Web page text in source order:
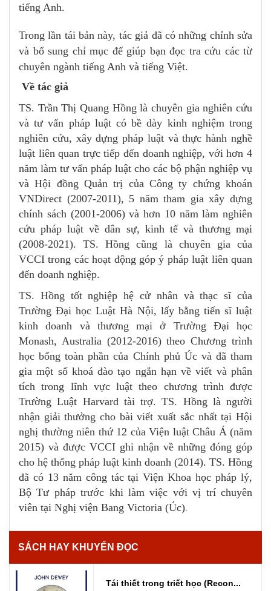
tiếng Anh.
Trong lần tái bản này, tác giả đã có những chỉnh sửa
và bổ sung chỉ mục để giúp bạn đọc tra cứu các từ
chuyên ngành tiếng Anh và tiếng Việt.
Về tác giả
TS. Trần Thị Quang Hồng là chuyên gia nghiên cứu
và tư vấn pháp luật có bề dày kinh nghiệm trong
nghiên cứu, xây dựng pháp luật và thực hành nghề
luật liên quan trực tiếp đến doanh nghiệp, với hơn 4
năm làm tư vấn pháp luật cho các bộ phận nghiệp vụ
và Hội đồng Quản trị của Công ty chứng khoán
VNDirect (2007-2011), 5 năm tham gia xây dựng
chính sách (2001-2006) và hơn 10 năm làm nghiên
cứu pháp luật về dân sự, kinh tế và thương mại
(2008-2021). TS. Hồng cũng là chuyên gia của
VCCI trong các hoạt động góp ý pháp luật liên quan
đến doanh nghiệp.
TS. Hồng tốt nghiệp hệ cử nhân và thạc sĩ của
Trường Đại học Luật Hà Nội, lấy bằng tiến sĩ luật
kinh doanh và thương mại ở Trường Đại học
Monash, Australia (2012-2016) theo Chương trình
học bổng toàn phần của Chính phủ Úc và đã tham
gia một số khoá đào tạo ngắn hạn về viết và phân
tích trong lĩnh vực luật theo chương trình được
Trường Luật Harvard tài trợ. TS. Hồng là người
nhận giải thưởng cho bài viết xuất sắc nhất tại Hội
nghị thường niên thứ 12 của Viện luật Châu Á (năm
2015) và được VCCI ghi nhận về những đóng góp
cho hệ thống pháp luật kinh doanh (2014). TS. Hồng
đã có 13 năm công tác tại Viện Khoa học pháp lý,
Bộ Tư pháp trước khi làm việc với vị trí chuyên
viên tại Nghị viện Bang Victoria (Úc)
SÁCH HAY KHUYẾN ĐỌC
Tái thiết trong triết học (Recon...